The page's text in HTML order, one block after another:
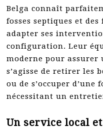
Belga connaît
fosses septiques et
adapter ses
configuration. Leur
moderne pour assurer
s’agisse de retirer les
ou de s’occuper d’une
nécessitant un
Un service local